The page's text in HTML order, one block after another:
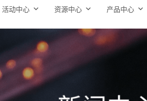
活动中心 资源中心 产品中心